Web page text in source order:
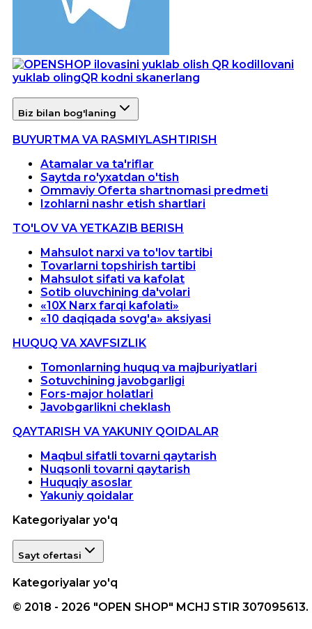
Ilovani
yuklab olingQR kodni skanerlang
Biz bilan bog'laning
BUYURTMA VA RASMIYLASHTIRISH
Atamalar va ta'riflar
Saytda ro'yxatdan o'tish
Ommaviy Oferta shartnomasi predmeti
Izohlarni nashr etish shartlari
TO'LOV VA YETKAZIB BERISH
Mahsulot narxi va to'lov tartibi
Tovarlarni topshirish tartibi
Mahsulot sifati va kafolat
Sotib oluvchining da'volari
«10X Narx farqi kafolati»
«10 daqiqada sovg'a» aksiyasi
HUQUQ VA XAVFSIZLIK
Tomonlarning huquq va majburiyatlari
Sotuvchining javobgarligi
Fors-major holatlari
Javobgarlikni cheklash
QAYTARISH VA YAKUNIY QOIDALAR
Maqbul sifatli tovarni qaytarish
Nuqsonli tovarni qaytarish
Huquqiy asoslar
Yakuniy qoidalar
Kategoriyalar yo'q
Sayt ofertasi
Kategoriyalar yo'q
© 2018 - 2026 "OPEN SHOP" MCHJ STIR 307095613.